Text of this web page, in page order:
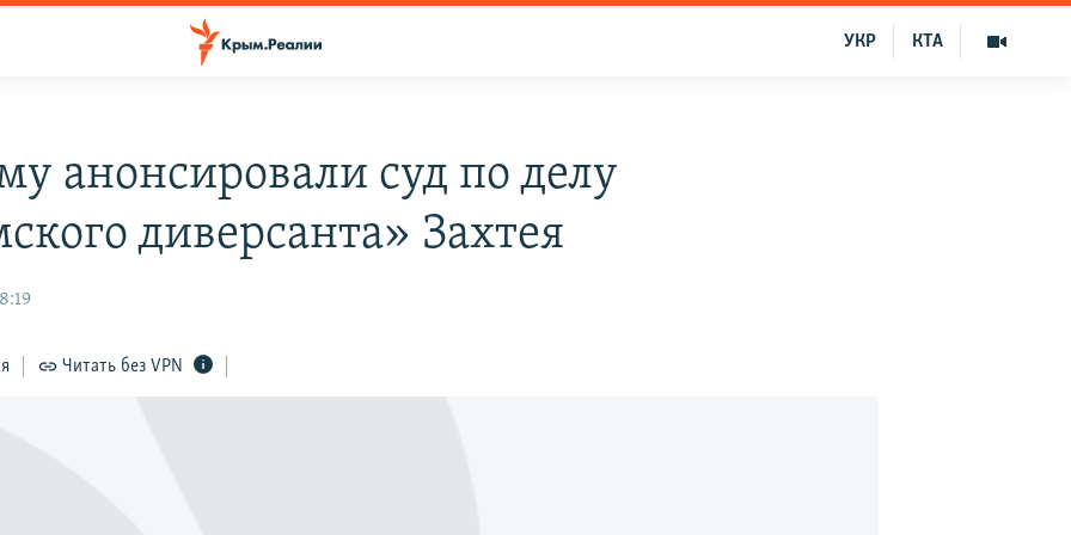
КТА
УКР
анонсировали суд по делу
диверсанта» Захтея
Читать без VPN